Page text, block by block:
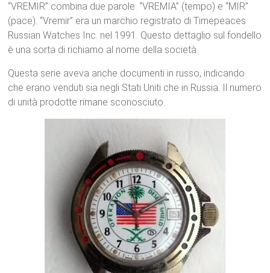
“VREMIR” combina due parole: “VREMIA” (tempo) e “MIR”
(pace). “Vremir” era un marchio registrato di Timepeaces
Russian Watches Inc. nel 1991. Questo dettaglio sul fondello
è una sorta di richiamo al nome della società.
Questa serie aveva anche documenti in russo, indicando
che erano venduti sia negli Stati Uniti che in Russia. Il numero
di unità prodotte rimane sconosciuto.